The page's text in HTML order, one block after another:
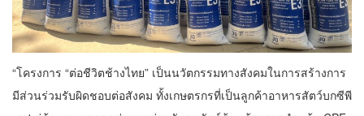
“โครงการ “ต่อชีวิตช้างไทย” เป็นนวัตกรรมทางสังคมในการสร้างการ
มีส่วนร่วมรับผิดชอบต่อสังคม ทั้งเกษตรกรที่เป็นลูกค้าอาหารสัตว์บกซีพี